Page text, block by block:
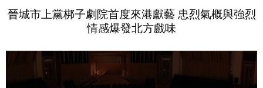
晉城市上黨梆子劇院首度來港獻藝 忠烈氣概與強烈
情感爆發北方戲味